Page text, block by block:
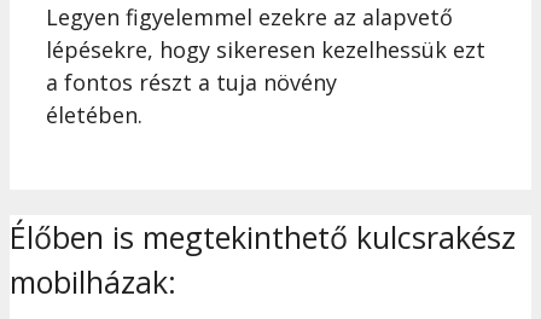
Legyen figyelemmel ezekre az alapvető
lépésekre, hogy sikeresen kezelhessük ezt
a fontos részt a tuja növény
életében.
Élőben is megtekinthető kulcsrakész
mobilházak: